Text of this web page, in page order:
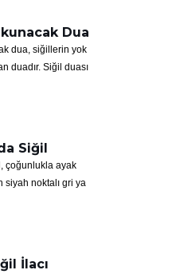
Dua
dua, siğillerin yok
duadır. Siğil duası
Siğil
çoğunlukla ayak
siyah noktalı gri ya
İlacı